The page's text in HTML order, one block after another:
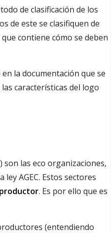
de clasificación de los
de este se clasifiquen de
contiene cómo se deben
la documentación que se
características del logo
las eco organizaciones,
AGEC. Estos sectores
. Es por ello que es
(entendiendo